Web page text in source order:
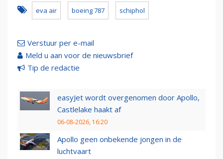
eva air boeing 787 schiphol
Verstuur per e-mail
Meld u aan voor de nieuwsbrief
Tip de redactie
easyJet wordt overgenomen door Apollo,
Castlelake haakt af
06-08-2026, 16:20
Apollo geen onbekende jongen in de
luchtvaart